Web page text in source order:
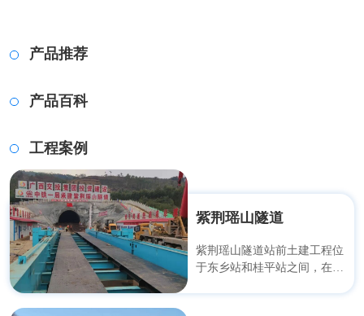
产品推荐
产品百科
工程案例
紫荆瑶山隧道
紫荆瑶山隧道站前土建工程位
于东乡站和桂平站之间，在武